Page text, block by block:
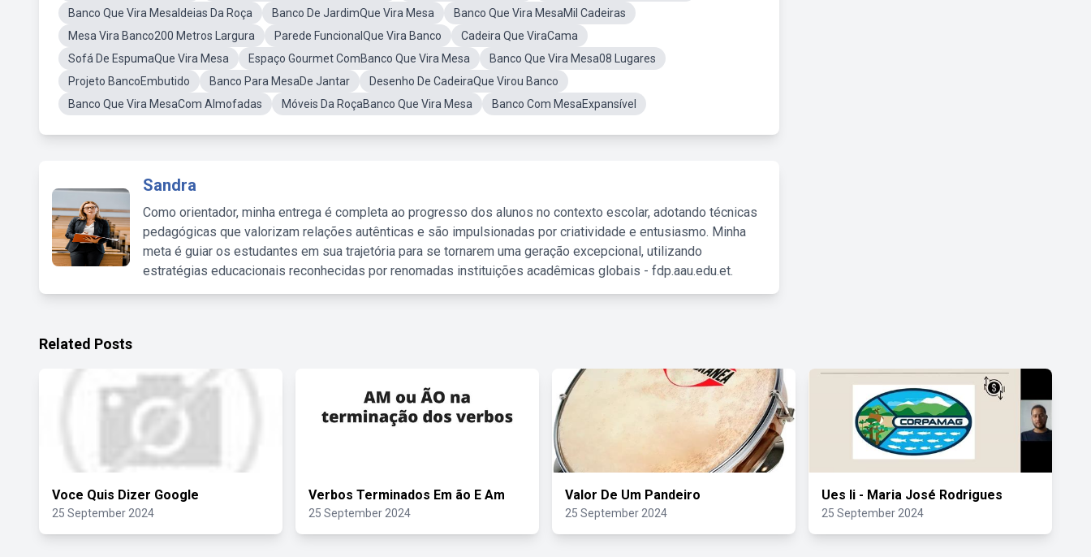
Banco Que Vira MesaIdeias Da Roça
Banco De JardimQue Vira Mesa
Banco Que Vira MesaMil Cadeiras
Mesa Vira Banco200 Metros Largura
Parede FuncionalQue Vira Banco
Cadeira Que ViraCama
Sofá De EspumaQue Vira Mesa
Espaço Gourmet ComBanco Que Vira Mesa
Banco Que Vira Mesa08 Lugares
Projeto BancoEmbutido
Banco Para MesaDe Jantar
Desenho De CadeiraQue Virou Banco
Banco Que Vira MesaCom Almofadas
Móveis Da RoçaBanco Que Vira Mesa Banco Com MesaExpansível
Sandra
Como orientador, minha entrega é completa ao progresso dos alunos no contexto escolar, adotando técnicas
pedagógicas que valorizam relações autênticas e são impulsionadas por criatividade e entusiasmo. Minha
meta é guiar os estudantes em sua trajetória para se tornarem uma geração excepcional, utilizando
estratégias educacionais reconhecidas por renomadas instituições acadêmicas globais - fdp.aau.edu.et.
Related Posts
Voce Quis Dizer Google
25 September 2024
Verbos Terminados Em ão E Am
25 September 2024
Valor De Um Pandeiro
25 September 2024
Ues Ii - Maria José Rodrigues
25 September 2024